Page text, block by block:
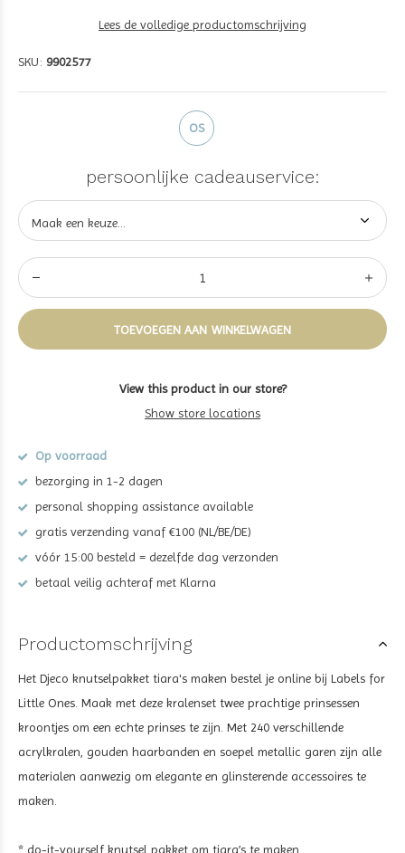
Lees de volledige productomschrijving
SKU: 9902577
OS
persoonlijke cadeauservice:
TOEVOEGEN AAN WINKELWAGEN
View this product in our store?
Show store locations
Op voorraad
bezorging in 1-2 dagen
personal shopping assistance available
gratis verzending vanaf €100 (NL/BE/DE)
vóór 15:00 besteld = dezelfde dag verzonden
betaal veilig achteraf met Klarna
Productomschrijving
Het Djeco knutselpakket tiara's maken bestel je online bij Labels for
Little Ones. Maak met deze kralenset twee prachtige prinsessen
kroontjes om een echte prinses te zijn. Met 240 verschillende
acrylkralen, gouden haarbanden en soepel metallic garen zijn alle
materialen aanwezig om elegante en glinsterende accessoires te
maken.
* do-it-yourself knutsel pakket om tiara’s te maken